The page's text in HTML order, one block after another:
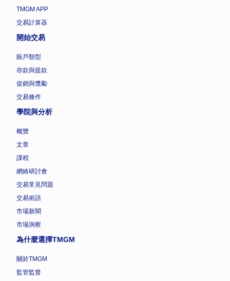
TMGM APP
交易計算器
開始交易
賬戶類型
存款與提款
促銷與獎勵
交易條件
學院與分析
概覽
文章
課程
網絡研討會
交易常見問題
交易術語
市場新聞
市場洞察
為什麼選擇TMGM
關於TMGM
監管監督